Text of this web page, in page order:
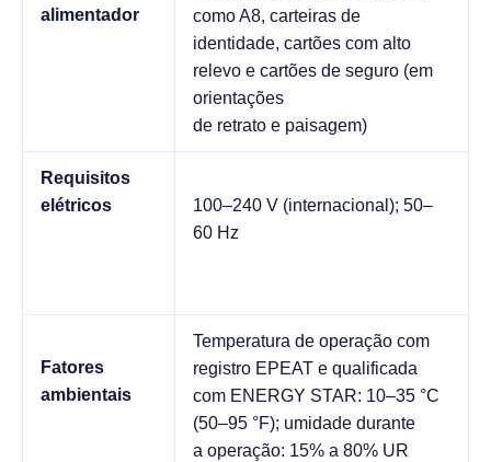
alimentador
como A8, carteiras de
identidade, cartões com alto
relevo e cartões de seguro (em
orientações
de retrato e paisagem)
Requisitos
elétricos
100–240 V (internacional); 50–
60 Hz
Fatores
ambientais
Temperatura de operação com
registro EPEAT e qualificada
com ENERGY STAR: 10–35 °C
(50–95 °F); umidade durante
a operação: 15% a 80% UR